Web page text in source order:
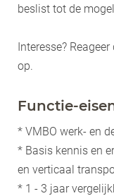
beslist tot de
Interesse?
op.
Functie-
* VMBO werk- en
* Basis kennis en
en verticaal
* 1 - 3 jaar